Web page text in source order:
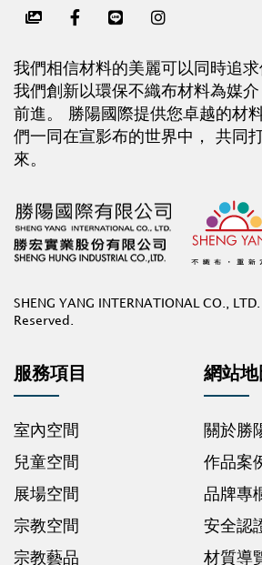
我們相信材料的美麗可以同時追求
我們創新以環保不織布材料為媒介
前進。 勝陽國際提供您卓越的材
們一同在宣影布的世界中， 共同
來。
SHENG YANG INTERNATIONAL CO.,
Reserved.
服務項目
室內空間
兒童空間
展場空間
宗教空間
宗教藝品
網站地
關於勝
作品案
品牌專
安全認
材質導